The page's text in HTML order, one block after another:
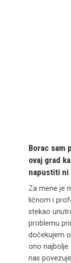
Borac sam
ovaj grad
napustiti ni
Za mene je
ličnom i
stekao
problemu
dočekujem
ono najbolje
nas